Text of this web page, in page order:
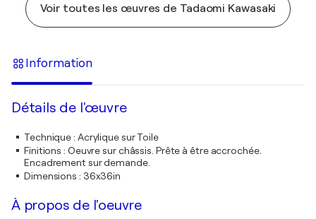
Voir toutes les œuvres de Tadaomi Kawasaki
Information
Détails de l'œuvre
Technique: Acrylique sur Toile
Finitions : Oeuvre sur châssis. Prête à être accrochée.
Encadrement sur demande.
Dimensions : 36x36in
À propos de l'oeuvre